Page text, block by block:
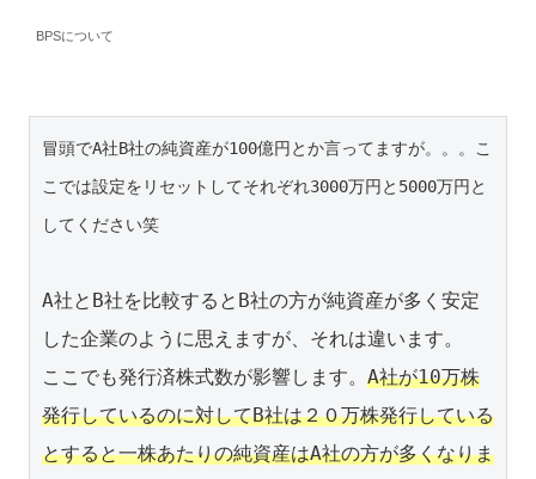
BPSについて
冒頭でA社B社の純資産が100億円とか言ってますが。。。こ
こでは設定をリセットしてそれぞれ3000万円と5000万円と
してください笑
A社とB社を比較するとB社の方が純資産が多く安定
した企業のように思えますが、それは違います。
ここでも発行済株式数が影響します。 A社が10万株
発行しているのに対してB社は２０万株発行している
とすると一株あたりの純資産はA社の方が多くなりま